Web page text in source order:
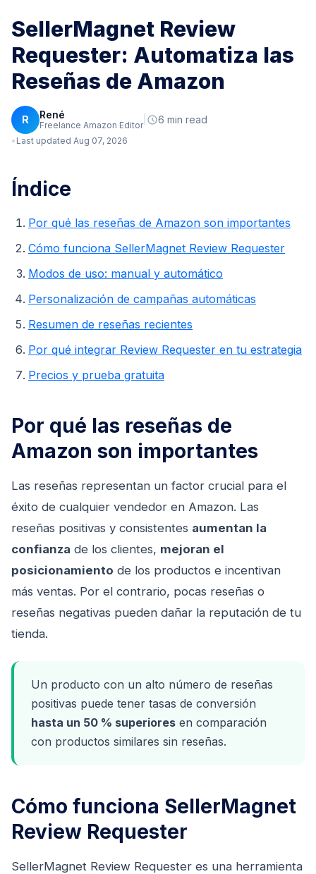
SellerMagnet Review
Requester: Automatiza las
Reseñas de Amazon
R René
Freelance Amazon Editor 6 min read
Last updated Aug 07, 2026
Índice
Por qué las reseñas de Amazon son importantes
Cómo funciona SellerMagnet Review Requester
Modos de uso: manual y automático
Personalización de campañas automáticas
Resumen de reseñas recientes
Por qué integrar Review Requester en tu estrategia
Precios y prueba gratuita
Por qué las reseñas de
Amazon son importantes
Las reseñas representan un factor crucial para el
éxito de cualquier vendedor en Amazon. Las
reseñas positivas y consistentes aumentan la
confianza de los clientes, mejoran el
posicionamiento de los productos e incentivan
más ventas. Por el contrario, pocas reseñas o
reseñas negativas pueden dañar la reputación de tu
tienda.
Un producto con un alto número de reseñas
positivas puede tener tasas de conversión
hasta un 50 % superiores en comparación
con productos similares sin reseñas.
Cómo funciona SellerMagnet
Review Requester
SellerMagnet Review Requester es una herramienta